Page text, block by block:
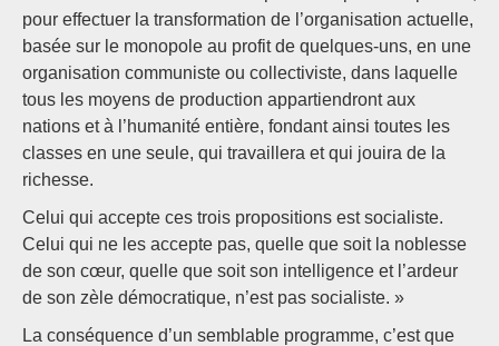
pour effectuer la transformation de l’organisation actuelle,
basée sur le monopole au profit de quelques-uns, en une
organisation communiste ou collectiviste, dans laquelle
tous les moyens de production appartiendront aux
nations et à l’humanité entière, fondant ainsi toutes les
classes en une seule, qui travaillera et qui jouira de la
richesse.
Celui qui accepte ces trois propositions est socialiste.
Celui qui ne les accepte pas, quelle que soit la noblesse
de son cœur, quelle que soit son intelligence et l’ardeur
de son zèle démocratique, n’est pas socialiste. »
La conséquence d’un semblable programme, c’est que